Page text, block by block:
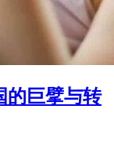
的巨擘与转